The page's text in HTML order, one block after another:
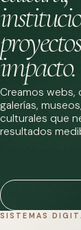
impacto.
Creamos webs,
galerías,
culturales que
resultados
SISTEMAS